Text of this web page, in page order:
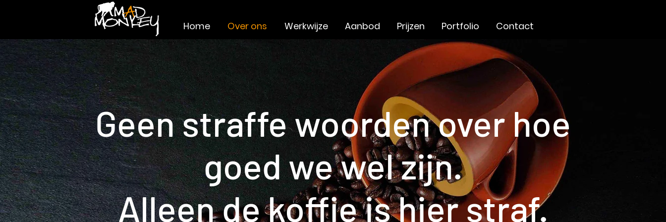
Home Over ons Werkwijze Aanbod Prijzen Portfolio Contact
Geen straffe woorden over hoe
goed we wel zijn.
Alleen de koffie is hier straf.